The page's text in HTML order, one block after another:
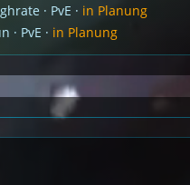
· PvE · in Planung
· PvE · in Planung